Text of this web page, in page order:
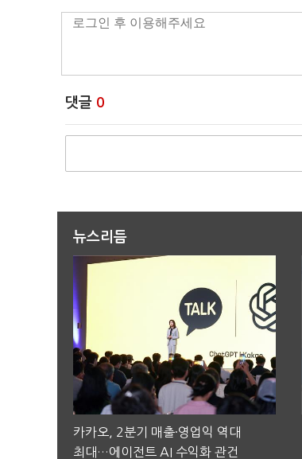
댓글 0
뉴스리듬
카카오, 2분기 매출·영업익 역대
최대…에이전트 AI 수익화 관건